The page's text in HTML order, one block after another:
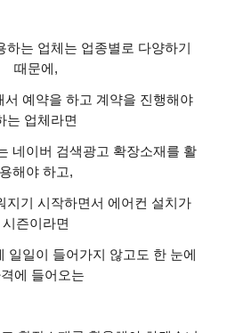
하는 업체는 업종별로 다양하기
때문에 ,
서 예약을 하고 계약을 진행해야
는 업체라면
네이버 검색광고 확장소재를 활
용해야 하고,
지기 시작하면서 에어컨 설치가
시즌이라면
일일이 들어가지 않고도 한 눈에
에 들어오는